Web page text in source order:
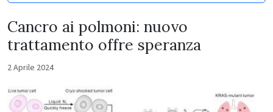
Cancro ai polmoni: nuovo
trattamento offre speranza
2 Aprile 2024